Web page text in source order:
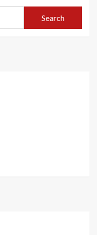
Search